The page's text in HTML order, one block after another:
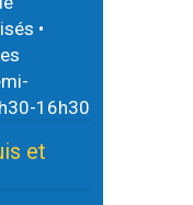
•
16h30
et